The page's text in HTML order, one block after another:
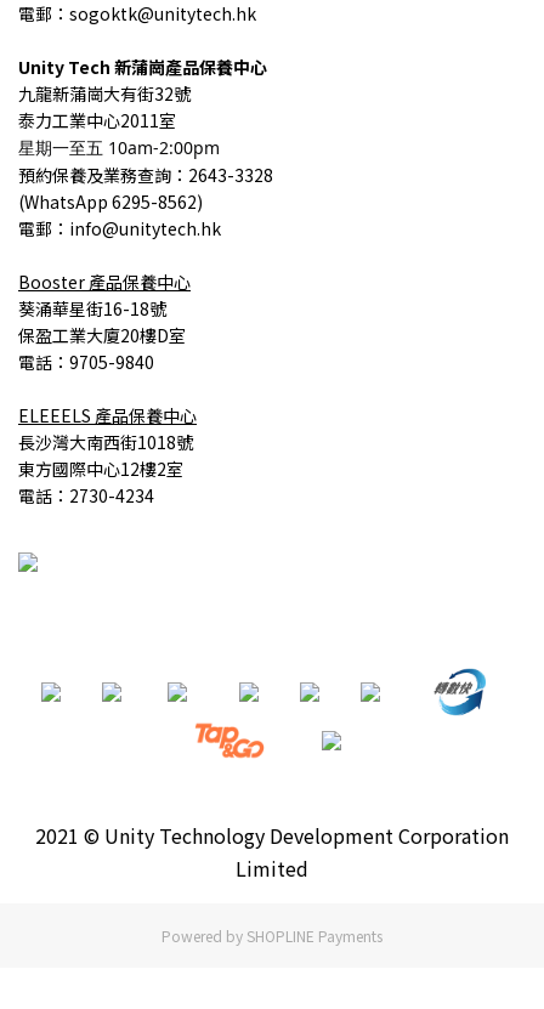
電郵：sogoktk@unitytech.hk
Unity Tech 新蒲崗產品保養中心
九龍新蒲崗大有街32號
泰力工業中心2011室
星期一至五 10am-2:00pm
預約保養及業務查詢 ：2643-3328
(WhatsApp 6295-8562)
電郵：info@unitytech.hk
Booster 產品保養中心
葵涌華星街16-18號
保盈工業大廈20樓D室
電話：9705-9840
ELEEELS 產品保養中心
長沙灣大南西街1018號
東方國際中心12樓2室
電話：2730-4234
2021 © Unity Technology Development Corporation
Limited
Powered by SHOPLINE Payments